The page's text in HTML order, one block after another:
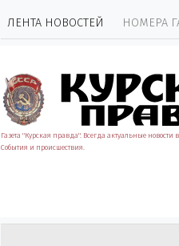
ЛЕНТА НОВОСТЕЙ НОМЕРА
Газета "Курская правда". Всегда актуальные новости
События и происшествия.